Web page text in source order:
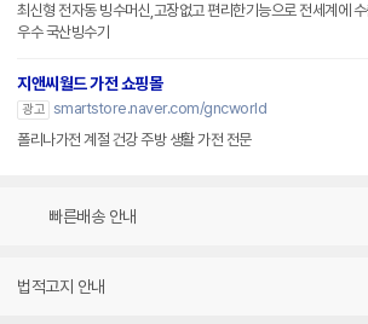
최신형 전자동 빙수머신,고장없고 편리한기능으로 전세계에 수
우수 국산빙수기
지앤씨월드 가전 쇼핑몰
광고 smartstore.naver.com/gncworld
폴리나가전 계절 건강 주방 생활 가전 전문
빠른배송 안내
법적고지 안내